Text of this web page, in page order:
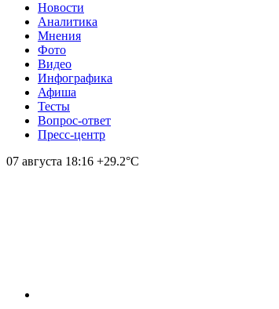
Новости
Аналитика
Мнения
Фото
Видео
Инфографика
Афиша
Тесты
Вопрос-ответ
Пресс-центр
07 августа 18:16 +29.2°С